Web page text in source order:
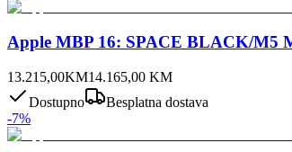
Apple MBP 16: SPACE BLACK/M5
13.215,00KM14.165,00 KM
Dostupno
Besplatna dostava
-7%